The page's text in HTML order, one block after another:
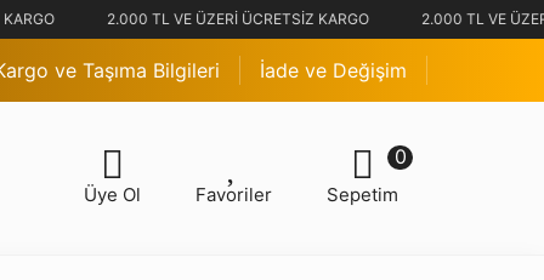
2.000 TL VE ÜZERİ ÜCRETSİZ KARGO 2.000 TL VE
ve Taşıma Bilgileri İade ve Değişim
Sepetim
0
Favoriler
Üye Ol